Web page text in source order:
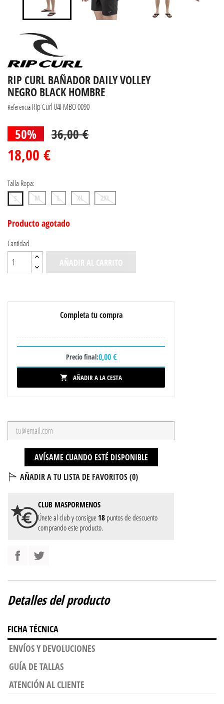
RIP CURL BAÑADOR DAILY VOLLEY
NEGRO BLACK HOMBRE
Referencia Rip Curl 04FMBO 0090
50% 36,00 €
18,00 €
Talla Ropa:
S M L XL 2XL
Producto agotado
Cantidad
AÑADIR AL CARRITO
Completa tu compra
Precio final:0,00 €
 AÑADIR A LA CESTA
AVÍSAME CUANDO ESTÉ DISPONIBLE
AÑADIR A TU LISTA DE FAVORITOS (0)
CLUB MASPORMENOS
Únete al club y consigue 18 puntos de descuento
comprando este producto.
Detalles del producto
FICHA TÉCNICA
ENVÍOS Y DEVOLUCIONES
GUÍA DE TALLAS
ATENCIÓN AL CLIENTE